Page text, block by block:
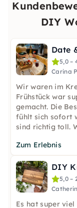
DIY
5,0 –
Carina
Wir waren im
Frühstück war
gemacht. Die
fühlt sich sofort
sind richtig toll.
Zum Erlebnis
DIY
5,0 –
Es hat super